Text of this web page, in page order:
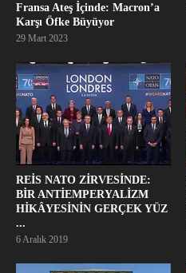
Fransa Ateş İçinde: Macron’a
Karşı Öfke Büyüyor
29 Mart 2023
REİS NATO ZİRVESİNDE:
BİR ANTİEMPERYALİZM
HİKÂYESİNİN GERÇEK YÜZ
...
6 Aralık 2019